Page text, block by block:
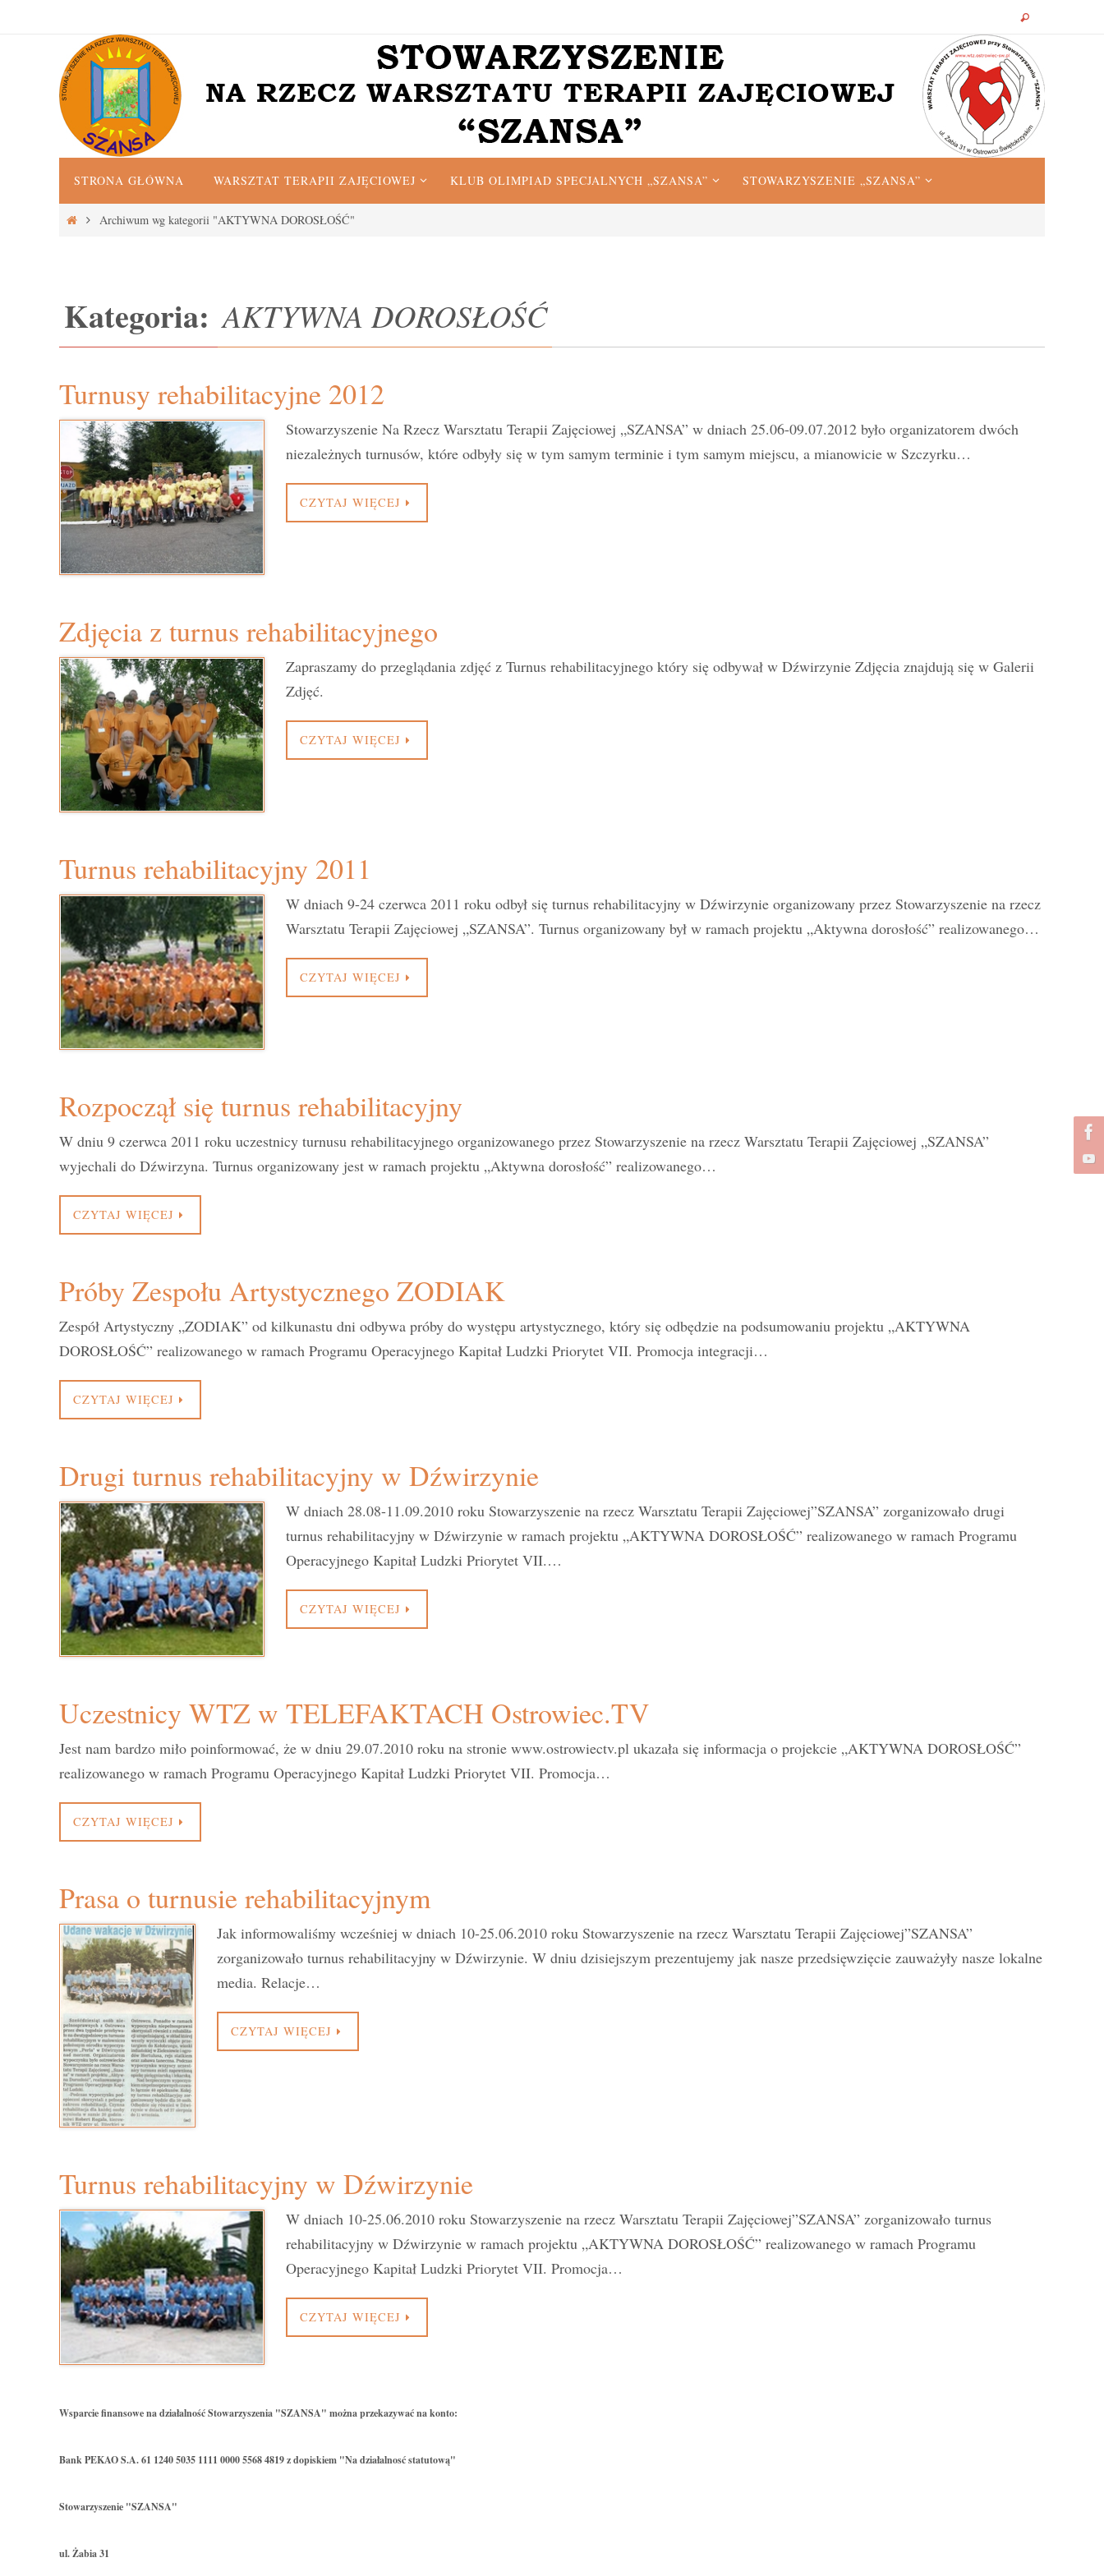
treści
STRONA GŁÓWNA WARSZTAT TERAPII ZAJĘCIOWEJ KLUB OLIMPIAD SPECJALNYCH „SZANSA” STOWARZYSZENIE „SZANSA”
StronaArchiwum wg kategorii "AKTYWNA DOROSŁOŚĆ"
Kategoria: AKTYWNA DOROSŁOŚĆ
Turnusy rehabilitacyjne 2012
Stowarzyszenie Na Rzecz Warsztatu Terapii Zajęciowej „SZANSA” w dniach 25.06-09.07.2012 było organizatorem dwóch
niezależnych turnusów, które odbyły się w tym samym terminie i tym samym miejscu, a mianowicie w Szczyrku…
CZYTAJ WIĘCEJ
Zdjęcia z turnus rehabilitacyjnego
Zapraszamy do przeglądania zdjęć z Turnus rehabilitacyjnego który się odbywał w Dźwirzynie Zdjęcia znajdują się w Galerii
Zdjęć.
CZYTAJ WIĘCEJ
Turnus rehabilitacyjny 2011
W dniach 9-24 czerwca 2011 roku odbył się turnus rehabilitacyjny w Dźwirzynie organizowany przez Stowarzyszenie na rzecz
Warsztatu Terapii Zajęciowej „SZANSA”. Turnus organizowany był w ramach projektu „Aktywna dorosłość” realizowanego…
CZYTAJ WIĘCEJ
Rozpoczął się turnus rehabilitacyjny
W dniu 9 czerwca 2011 roku uczestnicy turnusu rehabilitacyjnego organizowanego przez Stowarzyszenie na rzecz Warsztatu Terapii Zajęciowej „SZANSA”
wyjechali do Dźwirzyna. Turnus organizowany jest w ramach projektu „Aktywna dorosłość” realizowanego…
CZYTAJ WIĘCEJ
Próby Zespołu Artystycznego ZODIAK
Zespół Artystyczny „ZODIAK” od kilkunastu dni odbywa próby do występu artystycznego, który się odbędzie na podsumowaniu projektu „AKTYWNA
DOROSŁOŚĆ” realizowanego w ramach Programu Operacyjnego Kapitał Ludzki Priorytet VII. Promocja integracji…
CZYTAJ WIĘCEJ
Drugi turnus rehabilitacyjny w Dźwirzynie
W dniach 28.08-11.09.2010 roku Stowarzyszenie na rzecz Warsztatu Terapii Zajęciowej”SZANSA” zorganizowało drugi
turnus rehabilitacyjny w Dźwirzynie w ramach projektu „AKTYWNA DOROSŁOŚĆ” realizowanego w ramach Programu
Operacyjnego Kapitał Ludzki Priorytet VII.…
CZYTAJ WIĘCEJ
Uczestnicy WTZ w TELEFAKTACH Ostrowiec.TV
Jest nam bardzo miło poinformować, że w dniu 29.07.2010 roku na stronie www.ostrowiectv.pl ukazała się informacja o projekcie „AKTYWNA DOROSŁOŚĆ”
realizowanego w ramach Programu Operacyjnego Kapitał Ludzki Priorytet VII. Promocja…
CZYTAJ WIĘCEJ
Prasa o turnusie rehabilitacyjnym
Jak informowaliśmy wcześniej w dniach 10-25.06.2010 roku Stowarzyszenie na rzecz Warsztatu Terapii Zajęciowej”SZANSA”
zorganizowało turnus rehabilitacyjny w Dźwirzynie. W dniu dzisiejszym prezentujemy jak nasze przedsięwzięcie zauważyły nasze lokalne
media. Relacje…
CZYTAJ WIĘCEJ
Turnus rehabilitacyjny w Dźwirzynie
W dniach 10-25.06.2010 roku Stowarzyszenie na rzecz Warsztatu Terapii Zajęciowej”SZANSA” zorganizowało turnus
rehabilitacyjny w Dźwirzynie w ramach projektu „AKTYWNA DOROSŁOŚĆ” realizowanego w ramach Programu
Operacyjnego Kapitał Ludzki Priorytet VII. Promocja…
CZYTAJ WIĘCEJ
Wsparcie finansowe na działalność Stowarzyszenia "SZANSA" można przekazywać na konto:
Bank PEKAO S.A. 61 1240 5035 1111 0000 5568 4819 z dopiskiem "Na działalnosć statutową"
Stowarzyszenie "SZANSA"
ul. Żabia 31